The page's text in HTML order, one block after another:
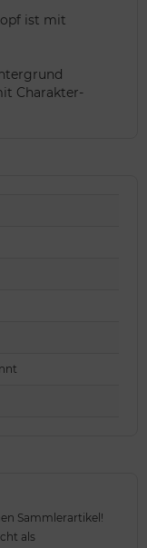
ist mit
Charakter-
Sammlerartikel!
als